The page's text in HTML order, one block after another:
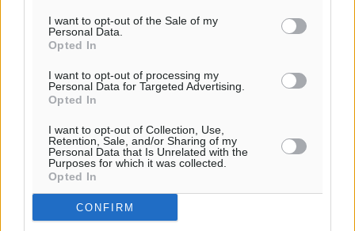
I want to opt-out of the Sale of my
Personal Data.
Opted In
I want to opt-out of processing my
Personal Data for Targeted Advertising.
Opted In
I want to opt-out of Collection, Use,
Retention, Sale, and/or Sharing of my
Personal Data that Is Unrelated with the
Purposes for which it was collected.
Opted In
CONFIRM